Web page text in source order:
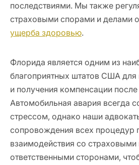
последствиями. Мы также
страховыми спорами и делами о
ущерба здоровью.
Флорида является одним из
благоприятных штатов США для
и получения компенсации
Автомобильная авария всегда
стрессом, однако наши
сопровождения всех процедур
взаимодействия со
ответственными сторонами,